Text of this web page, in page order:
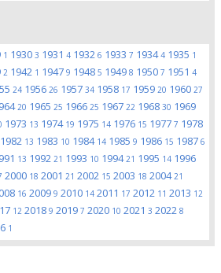
1 1930 3 1931 4 1932 6 1933 7 19344 1935 1
2 1942 1 1947 9 1948 5 1949 8 1950 7 1951 4
24 1956 26 1957 34 1958 17 1959 20 1960 27
20 1965 25 1966 25 1967 22 1968 30 1969
1973 13 1974 19 1975 14 1976 15 1977 7 1978
1982 13 1983 10 1984 14 1985 9 1986 15 1987 6
13 1992 21 1993 10 199421 1995 14 1996
2000 18 2001 21 2002 15 2003 18 200421
16 2009 9 2010 14 2011 17 2012 11 2013 12
12 2018 9 2019 7 2020 10 2021 3 2022 8
1